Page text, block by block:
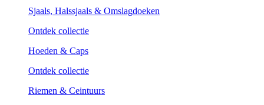
Sjaals, Halssjaals & Omslagdoeken
Ontdek collectie
Hoeden & Caps
Ontdek collectie
Riemen & Ceintuurs